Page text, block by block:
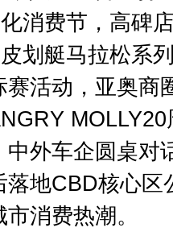
消费节，高碑
划艇马拉松系
活动，亚奥商
MOLLY20
外车企圆桌对
落地CBD核心区
消费热潮。